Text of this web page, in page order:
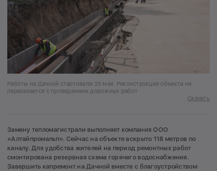
Работы на Дачной стартовали 25 мая. Реконструкция объекта не
пересекается с проведением дорожных работ
Скачать
Замену тепломагистрали выполняет компания ООО
«Алтайпромальп». Сейчас на объекте вскрыто 118 метров по
каналу. Для удобства жителей на период ремонтных работ
смонтирована резервная схема горячего водоснабжения.
Завершить капремонт на Дачной вместе с благоустройством